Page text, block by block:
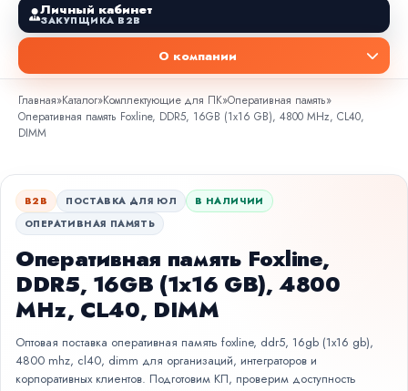
Личный кабинет
ЗАКУПЩИКА B2B
О компании
Главная»Каталог»Комплектующие для ПК»Оперативная память»
Оперативная память Foxline, DDR5, 16GB (1x16 GB), 4800 MHz, CL40,
DIMM
B2B ПОСТАВКА ДЛЯ ЮЛ
В НАЛИЧИИ
ОПЕРАТИВНАЯ ПАМЯТЬ
Оперативная память Foxline,
DDR5, 16GB (1x16 GB), 4800
MHz, CL40, DIMM
Оптовая поставка оперативная память foxline, ddr5, 16gb (1x16 gb),
4800 mhz, cl40, dimm для организаций, интеграторов и
корпоративных клиентов. Подготовим КП, проверим доступность